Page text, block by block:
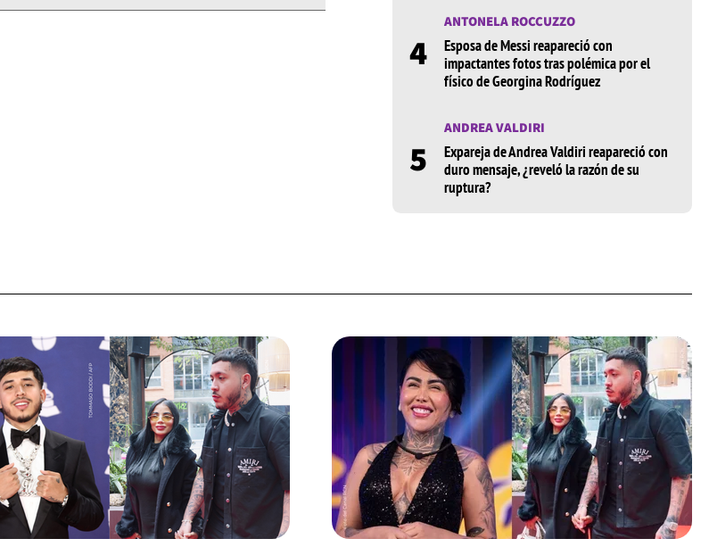
4
ANTONELA ROCCUZZO
Esposa de Messi reapareció con
impactantes fotos tras polémica por el
físico de Georgina Rodríguez
5
ANDREA VALDIRI
Expareja de Andrea Valdiri reapareció con
duro mensaje, ¿reveló la razón de su
ruptura?